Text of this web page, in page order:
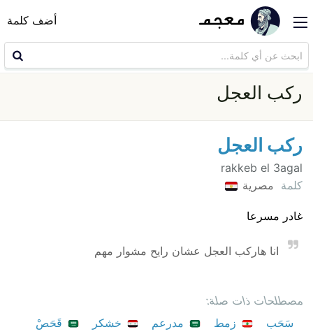
أضف كلمة
ركب العجل
ركب العجل
rakkeb el 3agal
كلمة مصرية
غادر مسرعا
انا هاركب العجل عشان رايح مشوار مهم
مصطلحات ذات صلة:
سَحَب
زمط مدرعم خشكر
قَحَصْ